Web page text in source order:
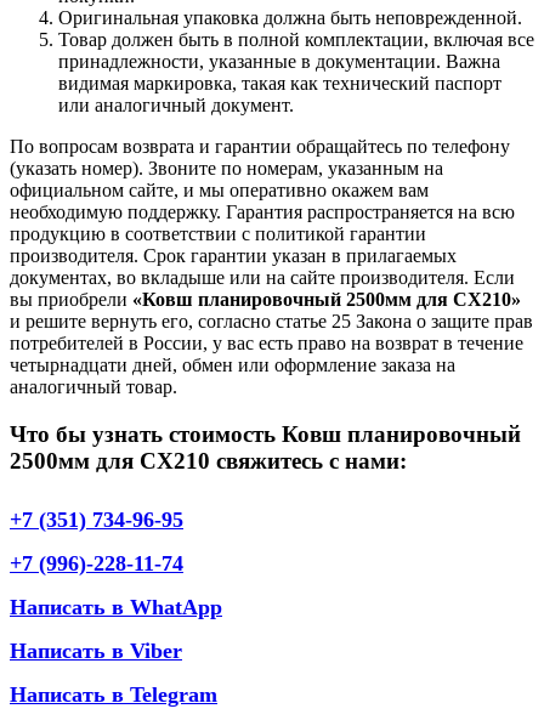
Оригинальная упаковка должна быть неповрежденной.
Товар должен быть в полной комплектации, включая все
принадлежности, указанные в документации. Важна
видимая маркировка, такая как технический паспорт
или аналогичный документ.
По вопросам возврата и гарантии обращайтесь по телефону
(указать номер). Звоните по номерам, указанным на
официальном сайте, и мы оперативно окажем вам
необходимую поддержку. Гарантия распространяется на всю
продукцию в соответствии с политикой гарантии
производителя. Срок гарантии указан в прилагаемых
документах, во вкладыше или на сайте производителя. Если
вы приобрели «Ковш планировочный 2500мм для СХ210»
и решите вернуть его, согласно статье 25 Закона о защите прав
потребителей в России, у вас есть право на возврат в течение
четырнадцати дней, обмен или оформление заказа на
аналогичный товар.
Что бы узнать стоимость Ковш планировочный
2500мм для СХ210 свяжитесь с нами:
+7 (351) 734-96-95
+7 (996)-228-11-74
Написать в WhatApp
Написать в Viber
Написать в Telegram